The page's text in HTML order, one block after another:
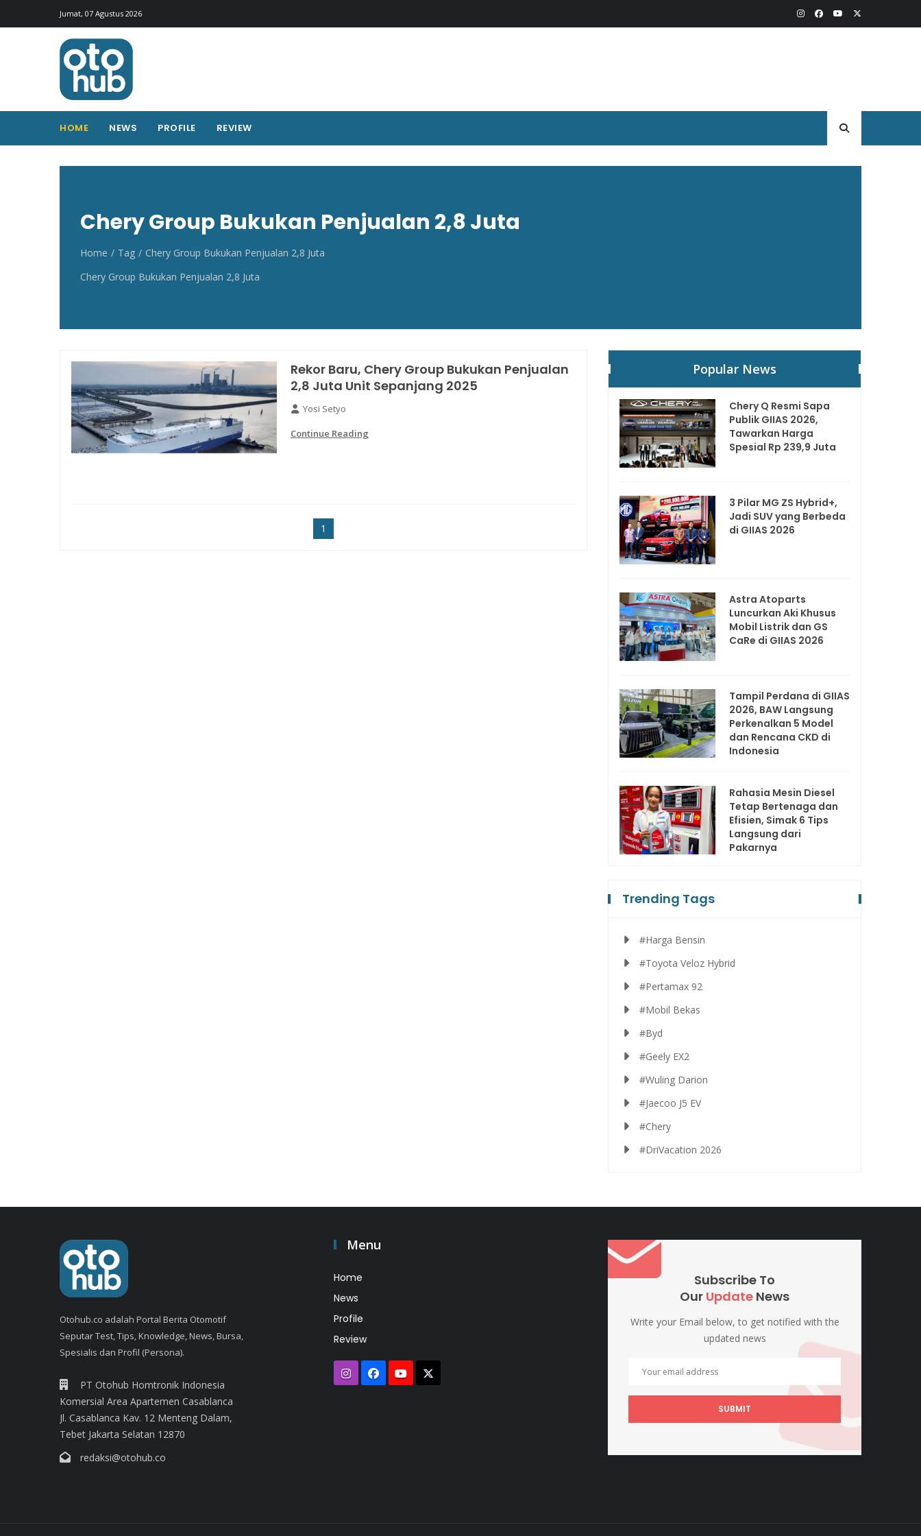
Jumat, 07 Agustus 2026
HOME NEWS PROFILE REVIEW
Otohub.co
Portal berita otomotif Indonesia terkini
Chery Group Bukukan Penjualan 2,8 Juta
Home Tag
Chery Group Bukukan Penjualan 2,8 Juta
Chery Group Bukukan Penjualan 2,8 Juta
Rekor Baru, Chery Group Bukukan Penjualan
2,8 Juta Unit Sepanjang 2025
Yosi Setyo
Continue Reading
1
Popular News
Chery Q Resmi Sapa
Publik GIIAS 2026,
Tawarkan Harga
Spesial Rp 239,9 Juta
3 Pilar MG ZS Hybrid+,
Jadi SUV yang Berbeda
di GIIAS 2026
Astra Atoparts
Luncurkan Aki Khusus
Mobil Listrik dan GS
CaRe di GIIAS 2026
Tampil Perdana di GIIAS
2026, BAW Langsung
Perkenalkan 5 Model
dan Rencana CKD di
Indonesia
Rahasia Mesin Diesel
Tetap Bertenaga dan
Efisien, Simak 6 Tips
Langsung dari
Pakarnya
Trending Tags
#Harga Bensin
#Toyota Veloz Hybrid
#Pertamax 92
#Mobil Bekas
#Byd
#Geely EX2
#Wuling Darion
#Jaecoo J5 EV
#Chery
#DriVacation 2026
Otohub.co adalah Portal Berita Otomotif
Seputar Test, Tips, Knowledge, News, Bursa,
Spesialis dan Profil (Persona).
PT Otohub Homtronik Indonesia
Komersial Area Apartemen Casablanca
Jl. Casablanca Kav. 12 Menteng Dalam,
Tebet Jakarta Selatan 12870
redaksi@otohub.co
Menu
Home
News
Profile
Review
Subscribe To
Our Update News
Write your Email below, to get notified with the
updated news
SUBMIT